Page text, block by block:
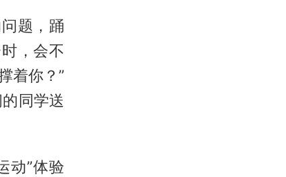
题，踊
，会不
着你？”
同学送
动”体验